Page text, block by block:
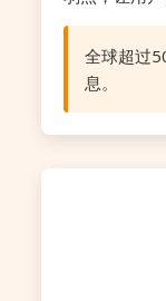
全球超过
息。